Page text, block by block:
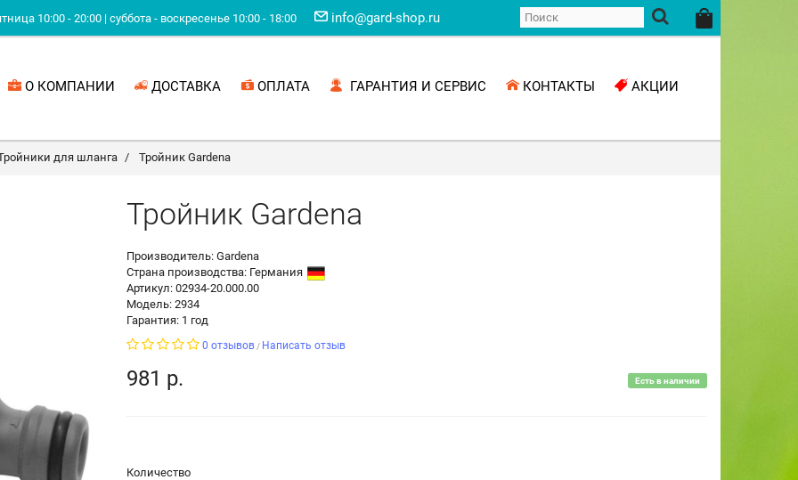
10:00 - 20:00 | суббота - воскресенье 10:00 - 18:00 info@gard-shop.ru
О КОМПАНИИ ДОСТАВКА ОПЛАТА ГАРАНТИЯ И СЕРВИС КОНТАКТЫ АКЦИИ
для шланга Тройник Gardena
Тройник Gardena
Производитель: Gardena
Страна производства: Германия
Артикул: 02934-20.000.00
Модель: 2934
Гарантия: 1 год
0 отзывов/ Написать отзыв
Есть в наличии
981 р.
Количество